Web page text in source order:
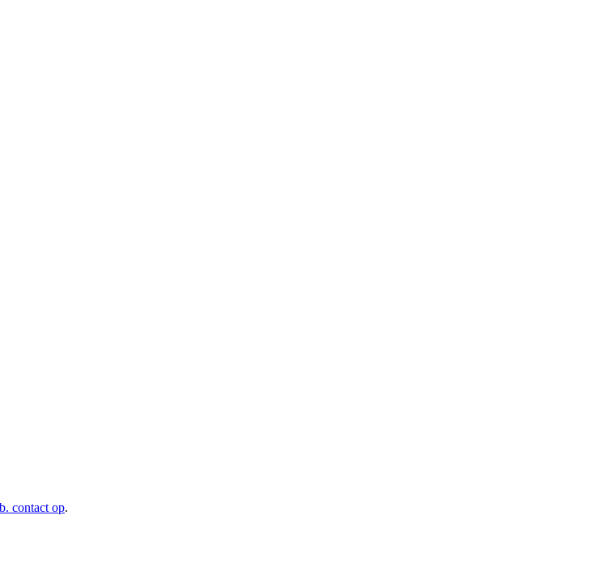
contact op.